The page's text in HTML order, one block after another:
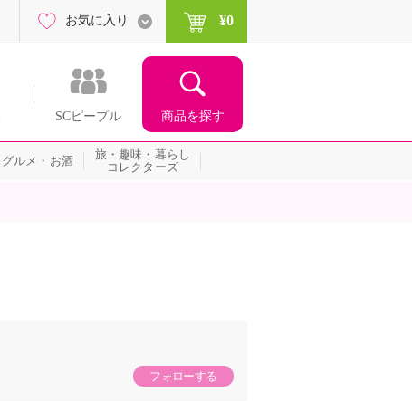
SCピープル 商品を探す
お気に入り ¥0
グルメ・お酒
旅・趣味・暮らし
コレクターズ
フォローする